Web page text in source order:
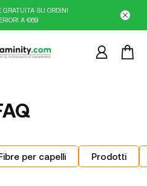
GRATUITA SU ORDINI
A €69
per capelli Prodotti